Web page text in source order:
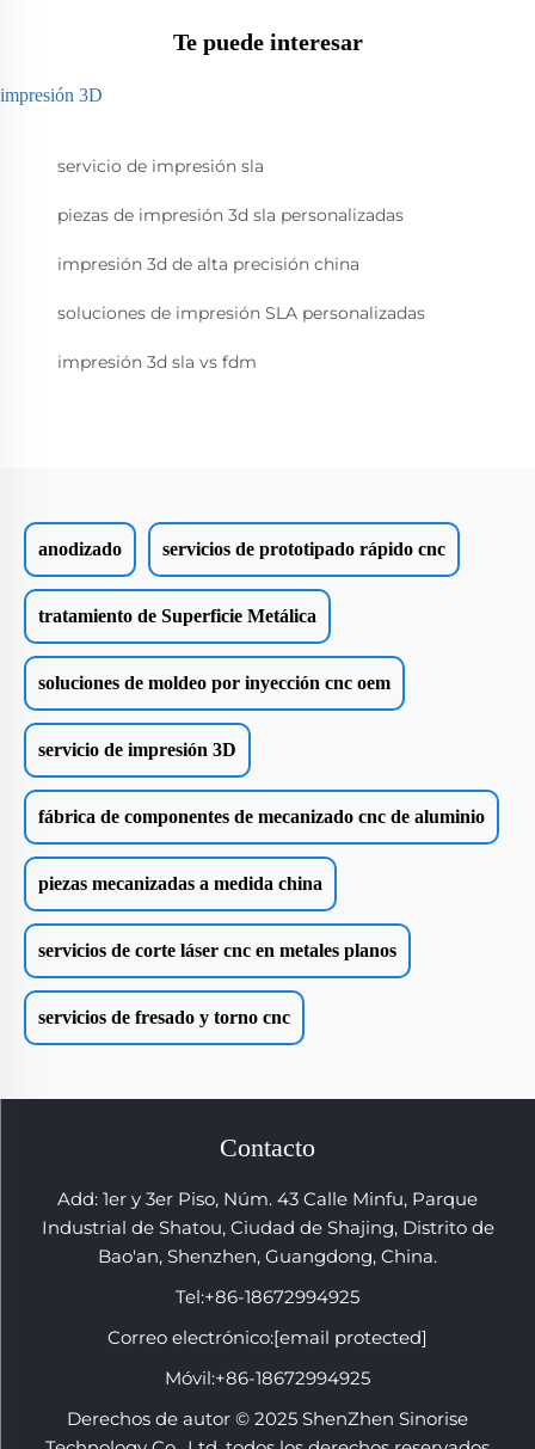
Te puede interesar
impresión 3D
servicio de impresión sla
piezas de impresión 3d sla personalizadas
impresión 3d de alta precisión china
soluciones de impresión SLA personalizadas
impresión 3d sla vs fdm
anodizado servicios de prototipado rápido cnc
tratamiento de Superficie Metálica
soluciones de moldeo por inyección cnc oem
servicio de impresión 3D
fábrica de componentes de mecanizado cnc de aluminio
piezas mecanizadas a medida china
servicios de corte láser cnc en metales planos
servicios de fresado y torno cnc
Contacto
Add: 1er y 3er Piso, Núm. 43 Calle Minfu, Parque
Industrial de Shatou, Ciudad de Shajing, Distrito de
Bao'an, Shenzhen, Guangdong, China.
Tel:+86-18672994925
Correo electrónico:[email protected]
Móvil:+86-18672994925
Derechos de autor © 2025 ShenZhen Sinorise